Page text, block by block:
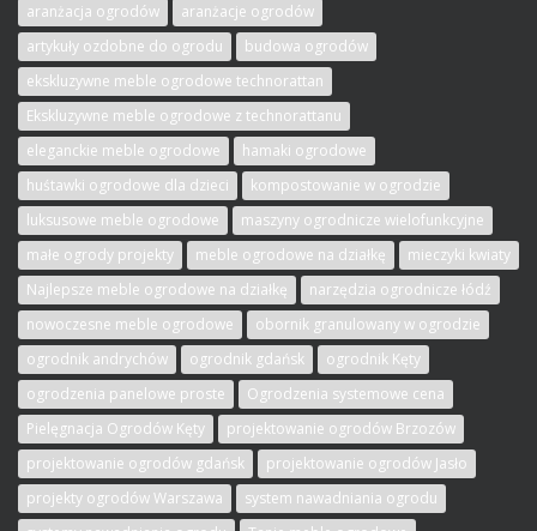
aranżacja ogrodów
aranżacje ogrodów
artykuły ozdobne do ogrodu
budowa ogrodów
ekskluzywne meble ogrodowe technorattan
Ekskluzywne meble ogrodowe z technorattanu
eleganckie meble ogrodowe
hamaki ogrodowe
huśtawki ogrodowe dla dzieci
kompostowanie w ogrodzie
luksusowe meble ogrodowe
maszyny ogrodnicze wielofunkcyjne
małe ogrody projekty
meble ogrodowe na działkę
mieczyki kwiaty
Najlepsze meble ogrodowe na działkę
narzędzia ogrodnicze łódź
nowoczesne meble ogrodowe
obornik granulowany w ogrodzie
ogrodnik andrychów
ogrodnik gdańsk
ogrodnik Kęty
ogrodzenia panelowe proste
Ogrodzenia systemowe cena
Pielęgnacja Ogrodów Kęty
projektowanie ogrodów Brzozów
projektowanie ogrodów gdańsk
projektowanie ogrodów Jasło
projekty ogrodów Warszawa
system nawadniania ogrodu